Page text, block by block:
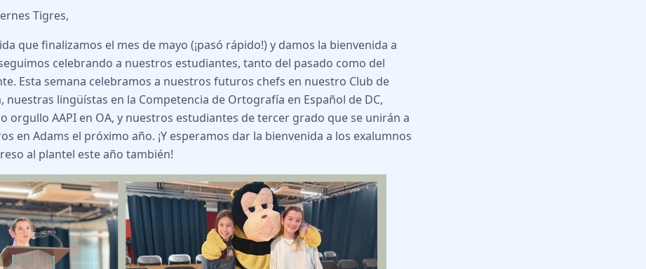
Tigres,
que finalizamos el mes de mayo (¡pasó rápido!) y damos la bienvenida a
celebrando a nuestros estudiantes, tanto del pasado como del
Esta semana celebramos a nuestros futuros chefs en nuestro Club de
nuestras lingüístas en la Competencia de Ortografía en Español de DC,
orgullo AAPI en OA, y nuestros estudiantes de tercer grado que se unirán a
en Adams el próximo año. ¡Y esperamos dar la bienvenida a los exalumnos
al plantel este año también!